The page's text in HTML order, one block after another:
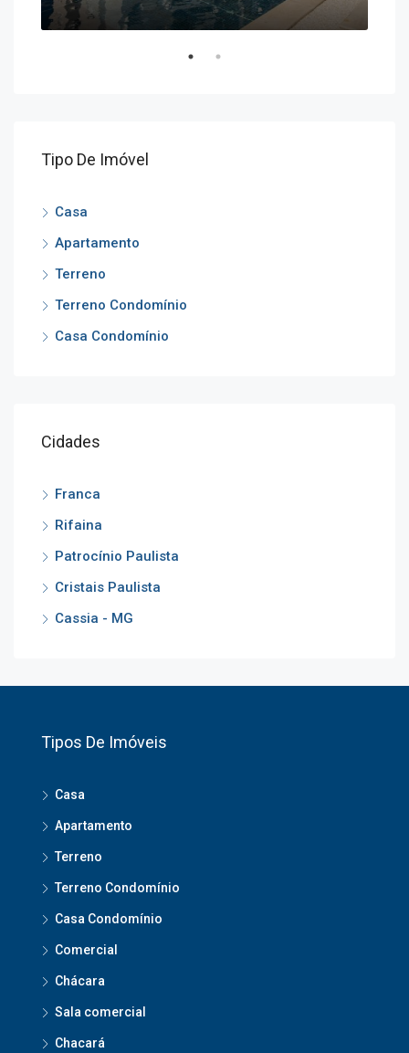
Tipo De Imóvel
Casa
Apartamento
Terreno
Terreno Condomínio
Casa Condomínio
Cidades
Franca
Rifaina
Patrocínio Paulista
Cristais Paulista
Cassia - MG
Tipos De Imóveis
Casa
Apartamento
Terreno
Terreno Condomínio
Casa Condomínio
Comercial
Chácara
Sala comercial
Chacará